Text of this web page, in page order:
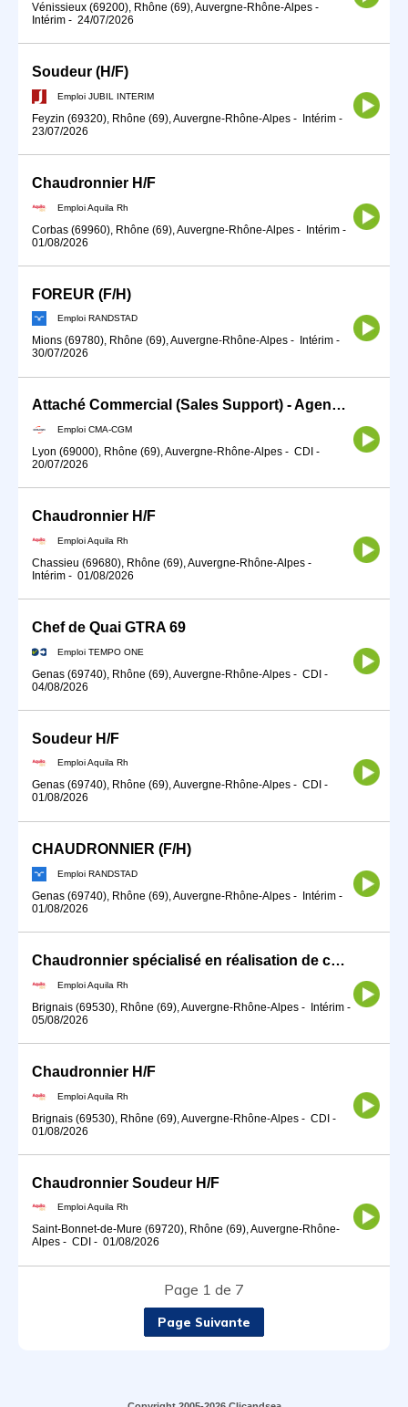
Vénissieux (69200), Rhône (69), Auvergne-Rhône-Alpes -
Intérim - 24/07/2026
Soudeur (H/F)
Emploi JUBIL INTERIM
Feyzin (69320), Rhône (69), Auvergne-Rhône-Alpes - Intérim -
23/07/2026
Chaudronnier H/F
Emploi Aquila Rh
Corbas (69960), Rhône (69), Auvergne-Rhône-Alpes - Intérim -
01/08/2026
FOREUR (F/H)
Emploi RANDSTAD
Mions (69780), Rhône (69), Auvergne-Rhône-Alpes - Intérim -
30/07/2026
Attaché Commercial (Sales Support) - Agence Lyon
Emploi CMA-CGM
Lyon (69000), Rhône (69), Auvergne-Rhône-Alpes - CDI -
20/07/2026
Chaudronnier H/F
Emploi Aquila Rh
Chassieu (69680), Rhône (69), Auvergne-Rhône-Alpes -
Intérim - 01/08/2026
Chef de Quai GTRA 69
Emploi TEMPO ONE
Genas (69740), Rhône (69), Auvergne-Rhône-Alpes - CDI -
04/08/2026
Soudeur H/F
Emploi Aquila Rh
Genas (69740), Rhône (69), Auvergne-Rhône-Alpes - CDI -
01/08/2026
CHAUDRONNIER (F/H)
Emploi RANDSTAD
Genas (69740), Rhône (69), Auvergne-Rhône-Alpes - Intérim -
01/08/2026
Chaudronnier spécialisé en réalisation de cuves pharma H/F
Emploi Aquila Rh
Brignais (69530), Rhône (69), Auvergne-Rhône-Alpes - Intérim -
05/08/2026
Chaudronnier H/F
Emploi Aquila Rh
Brignais (69530), Rhône (69), Auvergne-Rhône-Alpes - CDI -
01/08/2026
Chaudronnier Soudeur H/F
Emploi Aquila Rh
Saint-Bonnet-de-Mure (69720), Rhône (69), Auvergne-Rhône-
Alpes - CDI - 01/08/2026
Page 1 de 7
Page Suivante